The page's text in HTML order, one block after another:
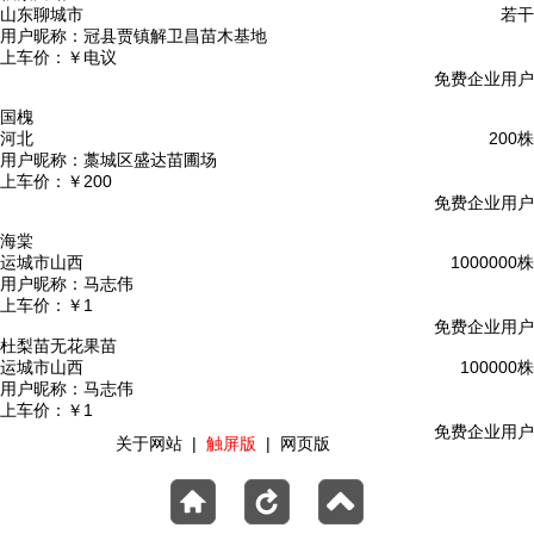
若干
山东聊城市
用户昵称： 冠县贾镇解卫昌苗木基地
上车价： ￥电议
免费企业用户
国槐
200株
河北
用户昵称： 藁城区盛达苗圃场
上车价： ￥200
免费企业用户
海棠
1000000株
运城市山西
用户昵称： 马志伟
上车价： ￥1
免费企业用户
杜梨苗无花果苗
100000株
运城市山西
用户昵称： 马志伟
上车价： ￥1
免费企业用户
关于网站 | 触屏版 | 网页版